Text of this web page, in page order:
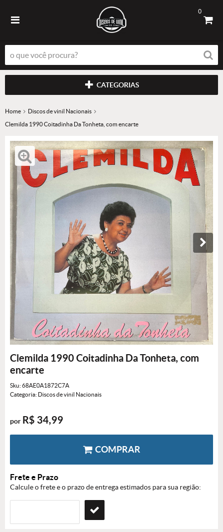
0
CATEGORIAS
Home
Discos de vinil Nacionais
Clemilda 1990 Coitadinha Da Tonheta, com encarte
Clemilda 1990 Coitadinha Da Tonheta, com
encarte
Sku:68AE0A1872C7A
Categoria: Discos de vinil Nacionais
por R$ 34,99
COMPRAR
Frete e Prazo
Calcule o frete e o prazo de entrega estimados para sua região: